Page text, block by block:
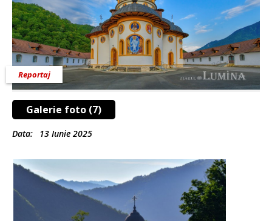
Galerie foto (7)
Reportaj
Data: 13 Iunie 2025